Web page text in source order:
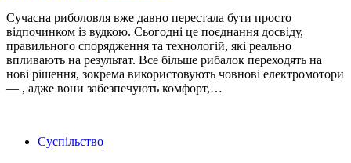
Сучасна риболовля вже давно перестала бути просто
відпочинком із вудкою. Сьогодні це поєднання досвіду,
правильного спорядження та технологій, які реально
впливають на результат. Все більше рибалок переходять на
нові рішення, зокрема використовують човнові електромотори
— , адже вони забезпечують комфорт,…
Суспільство